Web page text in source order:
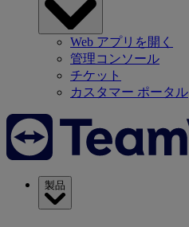
Web アプリを開く
管理コンソール
チケット
カスタマー ポータル
製品